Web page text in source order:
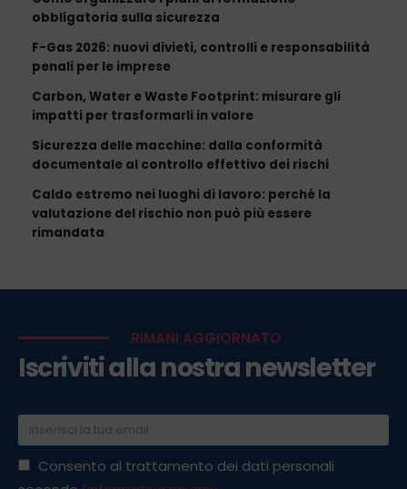
obbligatoria sulla sicurezza
F-Gas 2026: nuovi divieti, controlli e responsabilità
penali per le imprese
Carbon, Water e Waste Footprint: misurare gli
impatti per trasformarli in valore
Sicurezza delle macchine: dalla conformità
documentale al controllo effettivo dei rischi
Caldo estremo nei luoghi di lavoro: perché la
valutazione del rischio non può più essere
rimandata
RIMANI AGGIORNATO
Iscriviti alla nostra newsletter
Consento al trattamento dei dati personali